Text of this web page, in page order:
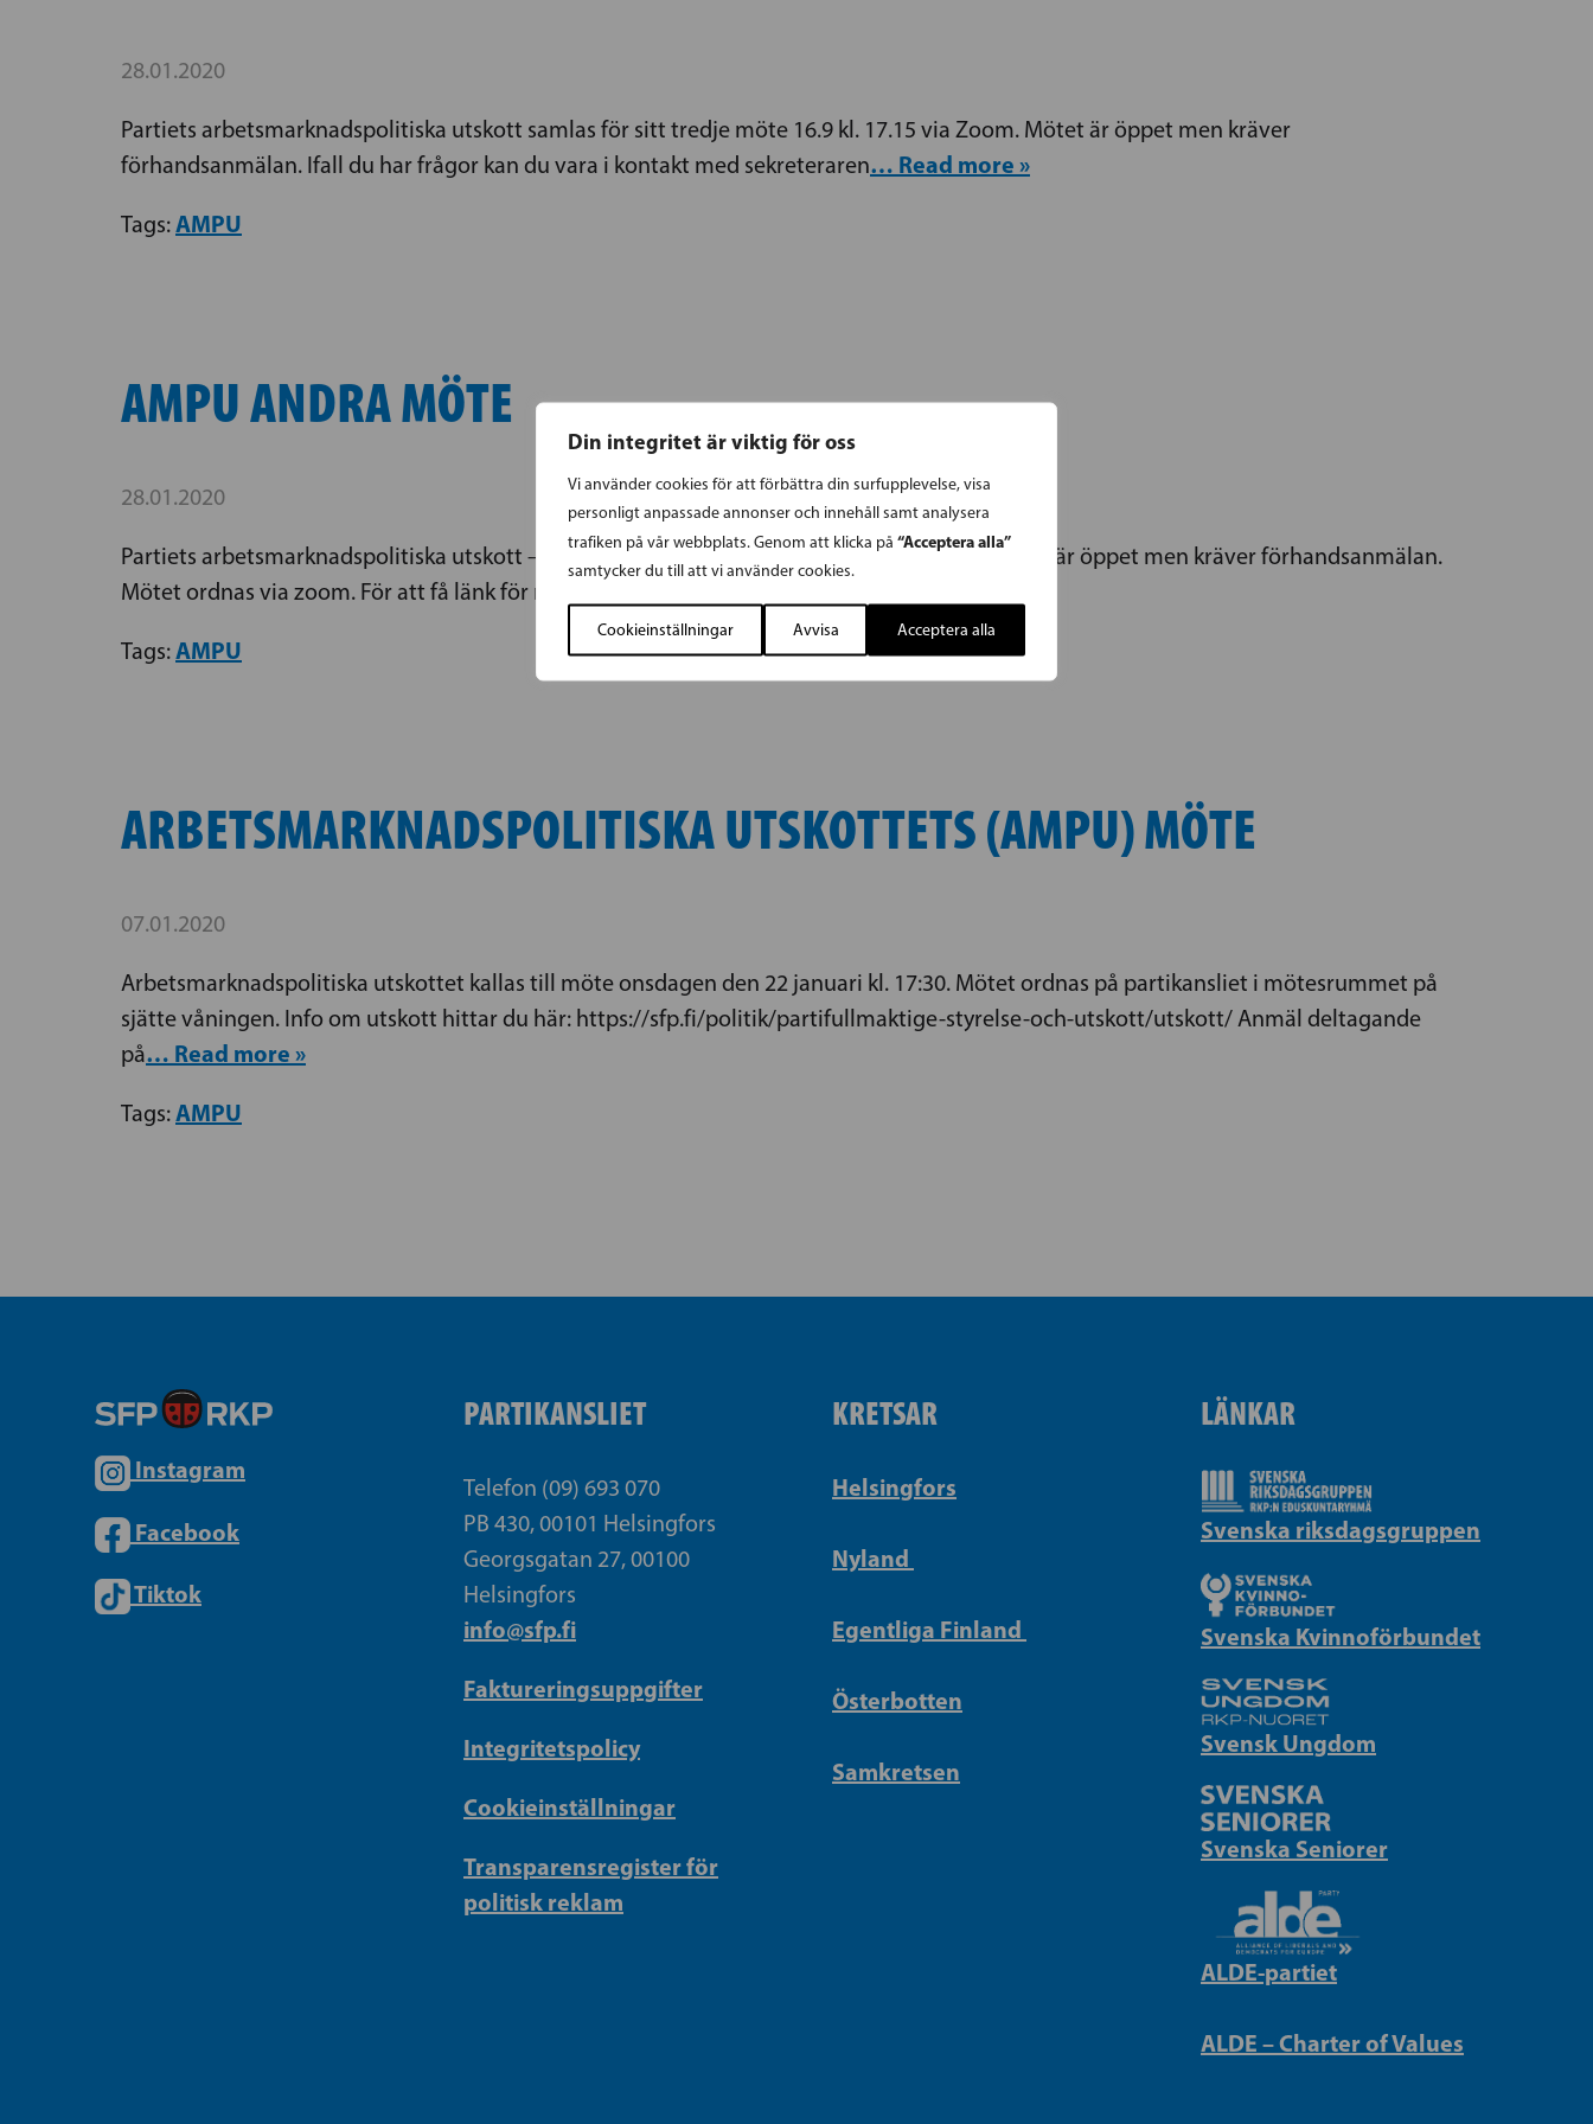
Din integritet är viktig för oss
Vi använder cookies för att förbättra din surfupplevelse, visa
personligt anpassade annonser och innehåll samt analysera
trafiken på vår webbplats. Genom att klicka på “Acceptera alla”
samtycker du till att vi använder cookies.
Cookieinställningar Avvisa Acceptera alla
28.01.2020
Partiets arbetsmarknadspolitiska utskott samlas för sitt tredje möte 16.9 kl. 17.15 via Zoom. Mötet är öppet men kräver
förhandsanmälan. Ifall du har frågor kan du vara i kontakt med sekreteraren… Read more »
Tags:AMPU
AMPU ANDRA MÖTE
28.01.2020
Partiets arbetsmarknadspolitiska utskott – AMPU möts för sitt andra möte 22.4 kl. 17.00. Mötet är öppet men kräver förhandsanmälan.
Mötet ordnas via zoom. För att få länk för mötet så
Tags:AMPU
ARBETSMARKNADSPOLITISKA UTSKOTTETS (AMPU) MÖTE
07.01.2020
Arbetsmarknadspolitiska utskottet kallas till möte onsdagen den 22 januari kl. 17:30. Mötet ordnas på partikansliet i mötesrummet på
sjätte våningen. Info om utskott hittar du här: https://sfp.fi/politik/partifullmaktige-styrelse-och-utskott/utskott/ Anmäl deltagande
på… Read more »
Tags:AMPU
Instagram
Facebook
Tiktok
PARTIKANSLIET
Telefon (09) 693 070
PB 430, 00101 Helsingfors
Georgsgatan 27, 00100
Helsingfors
info@sfp.fi
Faktureringsuppgifter
Integritetspolicy
Cookieinställningar
Transparensregister för
politisk reklam
KRETSAR
Helsingfors
Nyland
Egentliga Finland
Österbotten
Samkretsen
LÄNKAR
Svenska riksdagsgruppen
Svenska Kvinnoförbundet
Svensk Ungdom
Svenska Seniorer
ALDE-partiet
ALDE – Charter of Values